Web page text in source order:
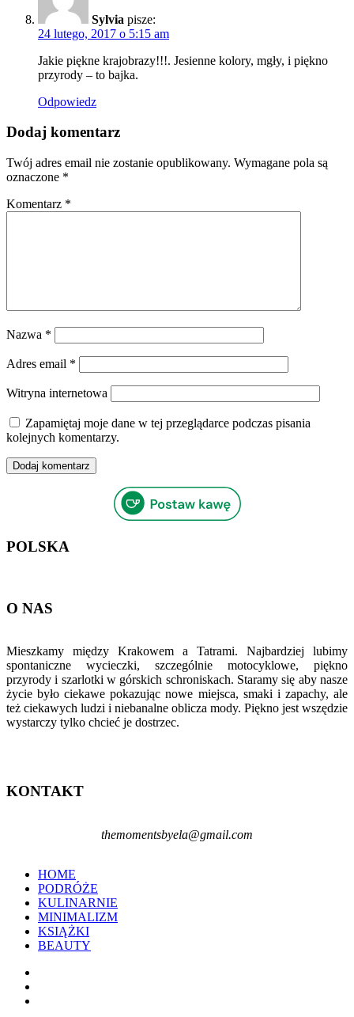
Sylvia pisze:
24 lutego, 2017 o 5:15 am
Jakie piękne krajobrazy!!!. Jesienne kolory, mgły, i piękno
przyrody – to bajka.
Odpowiedz
Dodaj komentarz
Twój adres email nie zostanie opublikowany. Wymagane pola są
oznaczone *
Komentarz *
Nazwa *
Adres email *
Witryna internetowa
Zapamiętaj moje dane w tej przeglądarce podczas pisania
kolejnych komentarzy.
POLSKA
O NAS
Mieszkamy między Krakowem a Tatrami. Najbardziej lubimy
spontaniczne wycieczki, szczególnie motocyklowe, piękno
przyrody i szarlotki w górskich schroniskach. Staramy się aby nasze
życie było ciekawe pokazując nowe miejsca, smaki i zapachy, ale
też ciekawych ludzi i niebanalne oblicza mody. Piękno jest wszędzie
wystarczy tylko chcieć je dostrzec.
KONTAKT
themomentsbyela@gmail.com
HOME
PODRÓŻE
KULINARNIE
MINIMALIZM
KSIĄŻKI
BEAUTY